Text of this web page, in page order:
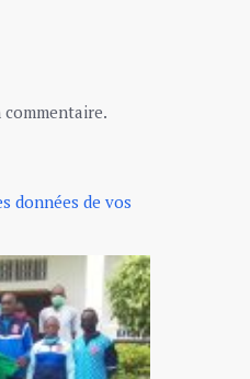
données de vos